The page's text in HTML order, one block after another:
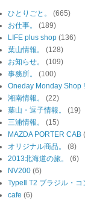
ひとりごと。
(665)
お仕事。
(189)
LIFE plus shop (136)
葉山情報。
(128)
お知らせ。
(109)
事務所。
(100)
Oneday Monday Shop !
湘南情報。
(22)
葉山・逗子情報。
(19)
三浦情報。
(15)
MAZDA PORTER CAB
オリジナル商品。
(8)
2013北海道の旅。
(6)
NV200 (6)
TypeⅡ T2 ブラジル・コ
cafe (6)